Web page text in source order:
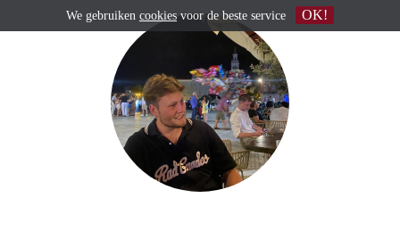
We gebruiken cookies voor de beste service OK!